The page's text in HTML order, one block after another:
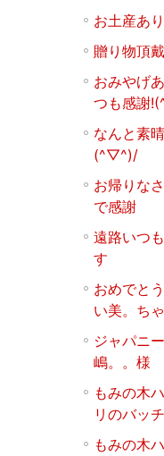
お土産あ
贈り物頂
おみやげ
つも感謝
なんと素
(^▽^)/
お帰りな
で感謝
遠路いつ
す
おめでと
い美。ち
ジャパニ
嶋。。様
もみの木
リのバッ
もみの木